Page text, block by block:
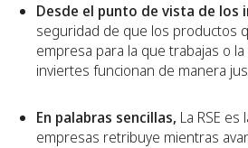
Desde el punto de vista de los
seguridad de que los productos
empresa para la que trabajas o
inviertes funcionan de manera
En palabras sencillas, La RSE
empresas retribuye mientras